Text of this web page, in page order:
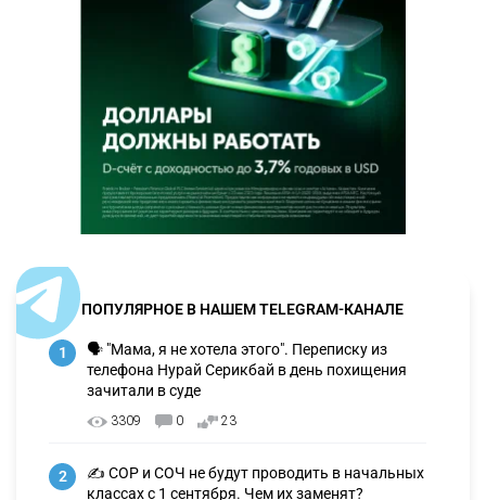
ПОПУЛЯРНОЕ В НАШЕМ TELEGRAM-КАНАЛЕ
1
🗣 "Мама, я не хотела этого". Переписку из
телефона Нурай Серикбай в день похищения
зачитали в суде
3309 0 23
2
✍️ СОР и СОЧ не будут проводить в начальных
классах с 1 сентября. Чем их заменят?